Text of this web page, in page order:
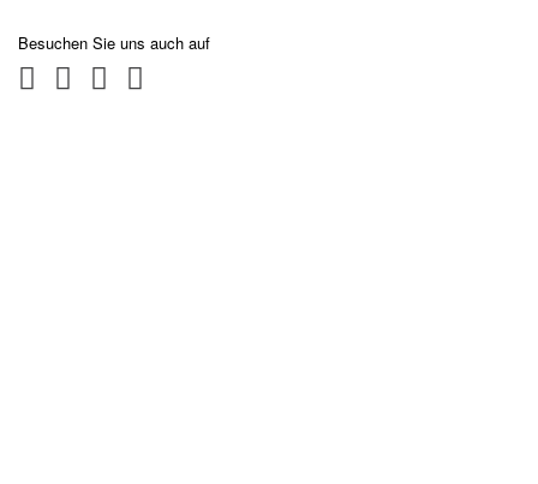
Besuchen Sie uns auch auf